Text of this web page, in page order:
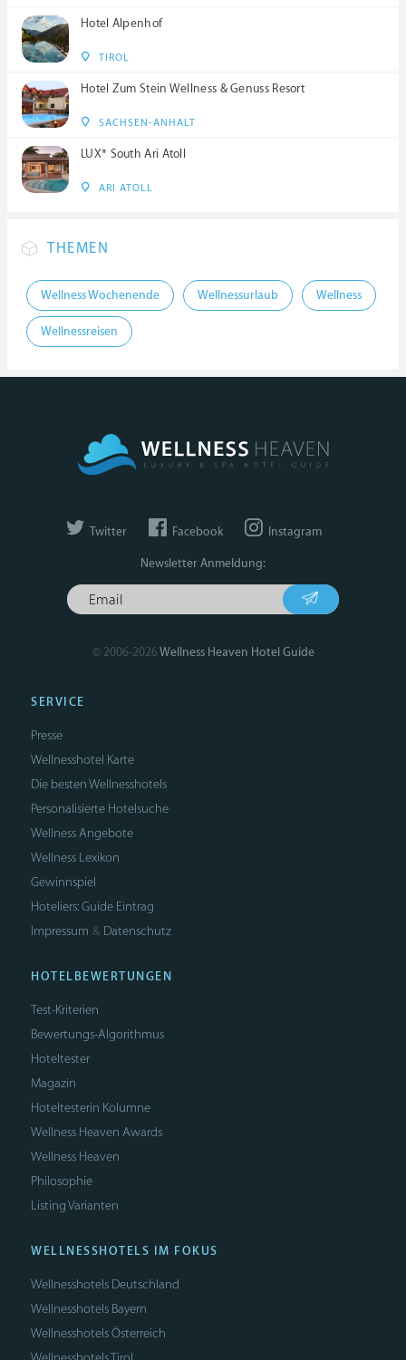
Hotel Alpenhof
TIROL
Hotel Zum Stein Wellness & Genuss Resort
SACHSEN-ANHALT
LUX* South Ari Atoll
ARI ATOLL
THEMEN
Wellness Wochenende Wellnessurlaub Wellness
Wellnessreisen
Twitter Facebook Instagram
Newsletter Anmeldung:
© 2006-2026Wellness Heaven Hotel Guide
SERVICE
Presse
Wellnesshotel Karte
Die besten Wellnesshotels
Personalisierte Hotelsuche
Wellness Angebote
Wellness Lexikon
Gewinnspiel
Hoteliers: Guide Eintrag
Impressum & Datenschutz
HOTELBEWERTUNGEN
Test-Kriterien
Bewertungs-Algorithmus
Hoteltester
Magazin
Hoteltesterin Kolumne
Wellness Heaven Awards
Wellness Heaven
Philosophie
Listing Varianten
WELLNESSHOTELS IM FOKUS
Wellnesshotels Deutschland
Wellnesshotels Bayern
Wellnesshotels Österreich